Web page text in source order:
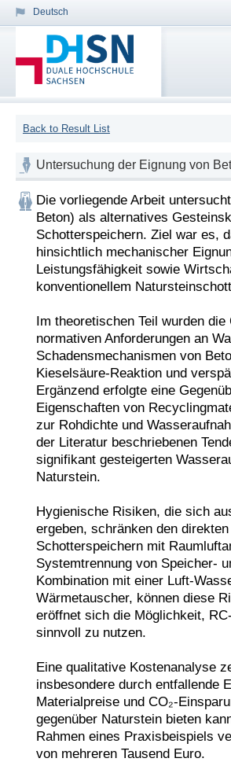
Deutsch
Back to Result List
Untersuchung der Eignung von
Die vorliegende Arbeit
Beton) als alternatives
Schotterspeichern. Ziel war es,
hinsichtlich mechanischer
Leistungsfähigkeit sowie
konventionellem
Im theoretischen Teil wurden
normativen Anforderungen an
Schadensmechanismen von
Kieselsäure-Reaktion und
Ergänzend erfolgte eine
Eigenschaften von
zur Rohdichte und
der Literatur beschriebenen
signifikant gesteigerten
Naturstein.
Hygienische Risiken, die sich
ergeben, schränken den
Schotterspeichern mit
Systemtrennung von Speicher-
Kombination mit einer Luft-
Wärmetauscher, können diese
eröffnet sich die Möglichkeit,
sinnvoll zu nutzen.
Eine qualitative Kostenanalyse
insbesondere durch entfallende
Materialpreise und CO₂-
gegenüber Naturstein bieten
Rahmen eines Praxisbeispiels
von mehreren Tausend Euro.